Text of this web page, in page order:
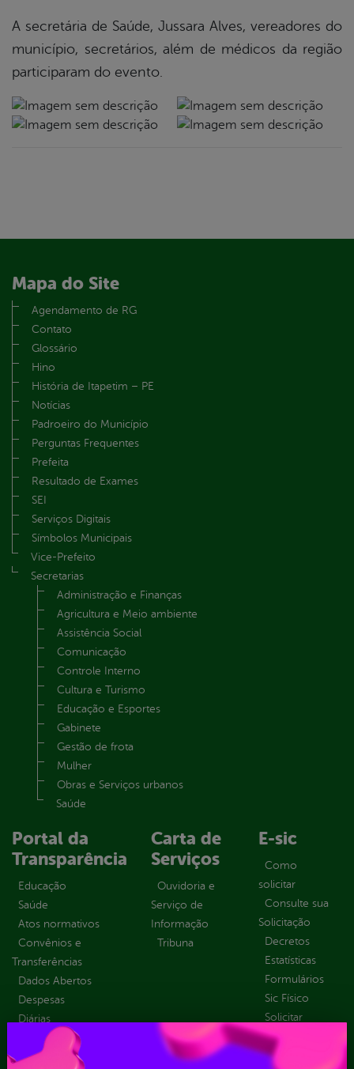
A secretária de Saúde, Jussara Alves, vereadores do
município, secretários, além de médicos da região
participaram do evento.
Mapa do Site
Agendamento de RG
Contato
Glossário
Hino
História de Itapetim – PE
Notícias
Padroeiro do Município
Perguntas Frequentes
Prefeita
Resultado de Exames
SEI
Serviços Digitais
Símbolos Municipais
Vice-Prefeito
Secretarias
Administração e Finanças
Agricultura e Meio ambiente
Assistência Social
Comunicação
Controle Interno
Cultura e Turismo
Educação e Esportes
Gabinete
Gestão de frota
Mulher
Obras e Serviços urbanos
Saúde
Portal da
Transparência
Educação
Saúde
Atos normativos
Convênios e
Transferências
Dados Abertos
Despesas
Diárias
Emendas
parlamentares
Carta de
Serviços
Ouvidoria e
Serviço de
Informação
Tribuna
E-sic
Como
solicitar
Consulte sua
Solicitação
Decretos
Estatísticas
Formulários
Sic Físico
Solicitar
Recurso
Solicitar um